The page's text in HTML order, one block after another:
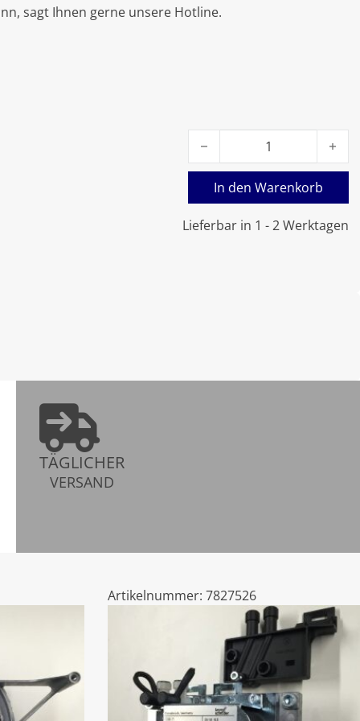
sagt Ihnen gerne unsere Hotline.
Lieferbar in 1 - 2 Werktagen
Viessmann Anschlussrohr
In den Warenkorb
TÄGLICHER
VERSAND
Artikelnummer:7827526